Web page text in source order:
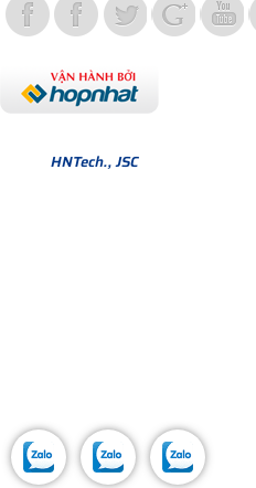
HNTech., JSC